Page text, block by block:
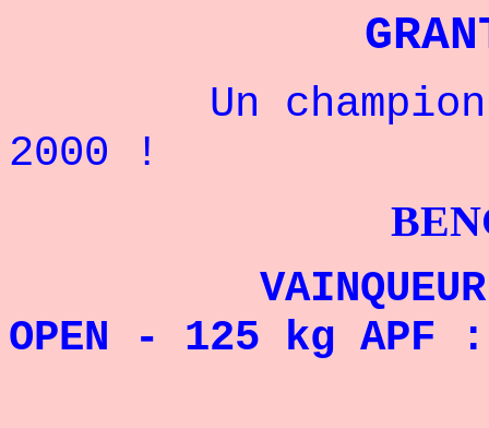
Un champion
2000 !
VAINQUEUR DU
OPEN - 125 kg APF